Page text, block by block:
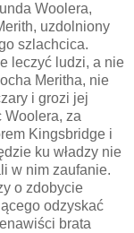
Woolera,
uzdolniony
szlachcica.
leczyć ludzi, a nie
Meritha, nie
i grozi jej
Woolera, za
Kingsbridge i
ku władzy nie
w nim zaufanie.
o zdobycie
odzyskać
brata